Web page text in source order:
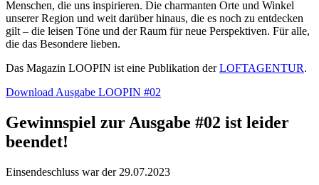
Menschen, die uns inspirieren. Die charmanten Orte und Winkel
unserer Region und weit darüber hinaus, die es noch zu entdecken
gilt – die leisen Töne und der Raum für neue Perspektiven. Für alle,
die das Besondere lieben.
Das Magazin LOOPIN ist eine Publikation derLOFTAGENTUR.
Download Ausgabe LOOPIN #02
Gewinnspiel zur Ausgabe #02 ist leider
beendet!
Einsendeschluss war der 29.07.2023